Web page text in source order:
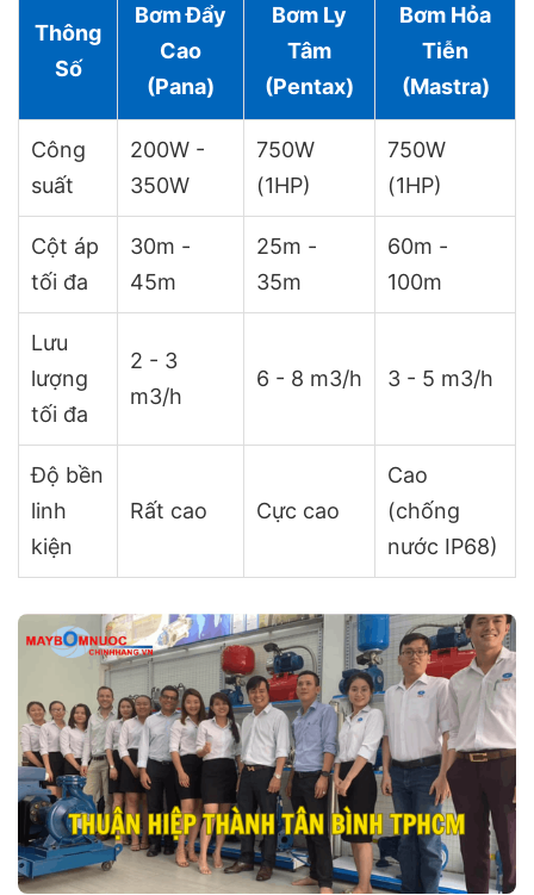
Thông
Số
Bơm Đẩy
Cao
(Pana)
Bơm Ly
Tâm
(Pentax)
Bơm Hỏa
Tiễn
(Mastra)
Công
suất
200W -
350W
750W
(1HP)
750W
(1HP)
Cột áp
tối đa
30m -
45m
25m -
35m
60m -
100m
Lưu
lượng
tối đa
2 - 3
m3/h
6 - 8 m3/h 3 - 5 m3/h
Độ bền
linh
kiện
Rất cao Cực cao
Cao
(chống
nước IP68)